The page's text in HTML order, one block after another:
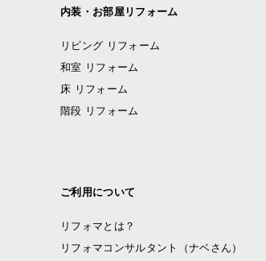
内装・お部屋リフォーム
リビング リフォーム
和室 リフォーム
床 リフォーム
階段 リフォーム
ご利用について
リフォマとは？
リフォマコンサルタント（ナベさん）